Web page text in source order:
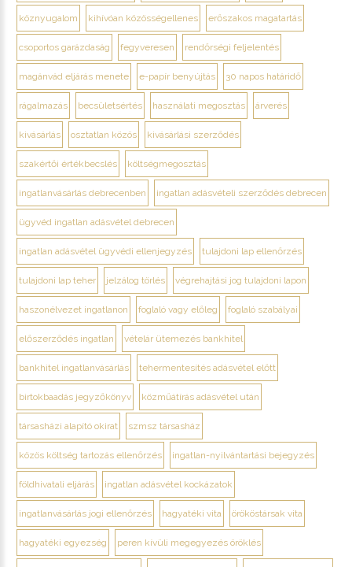
köznyugalom kihívóan közösségellenes erőszakos magatartás
csoportos garázdaság fegyveresen rendőrségi feljelentés
magánvád eljárás menete e-papír benyújtás 30 napos határidő
rágalmazás becsületsértés használati megosztás árverés
kivásárlás osztatlan közös kivásárlási szerződés
szakértői értékbecslés költségmegosztás
ingatlanvásárlás debrecenben ingatlan adásvételi szerződés debrecen
ügyvéd ingatlan adásvétel debrecen
ingatlan adásvétel ügyvédi ellenjegyzés tulajdoni lap ellenőrzés
tulajdoni lap teher jelzálog törlés végrehajtási jog tulajdoni lapon
haszonélvezet ingatlanon foglaló vagy előleg foglaló szabályai
előszerződés ingatlan vételár ütemezés bankhitel
bankhitel ingatlanvásárlás tehermentesítés adásvétel előtt
birtokbaadás jegyzőkönyv közműátírás adásvétel után
társasházi alapító okirat szmsz társasház
közös költség tartozás ellenőrzés ingatlan-nyilvántartási bejegyzés
földhivatali eljárás ingatlan adásvétel kockázatok
ingatlanvásárlás jogi ellenőrzés hagyatéki vita örököstársak vita
hagyatéki egyezség peren kívüli megegyezés öröklés